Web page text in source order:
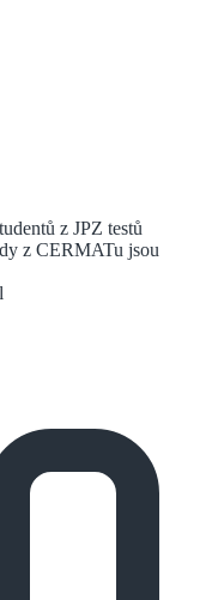
z JPZ testů
z CERMATu jsou